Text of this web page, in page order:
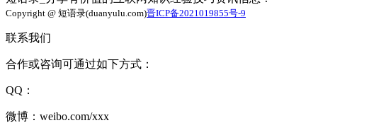
Copyright @ 短语录(duanyulu.com)晋ICP备2021019855号-9
联系我们
合作或咨询可通过如下方式：
QQ：
微博：weibo.com/xxx